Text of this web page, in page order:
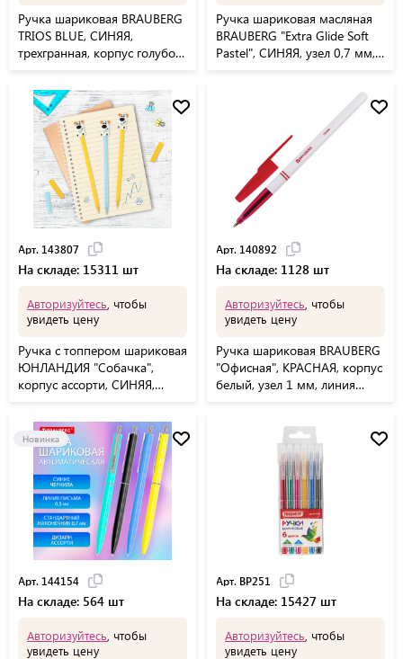
Ручка шариковая BRAUBERG
TRIOS BLUE, СИНЯЯ,
трехгранная, корпус голубой,
линия 0,5 мм, 144158
Ручка шариковая масляная
BRAUBERG "Extra Glide Soft
Pastel", СИНЯЯ, узел 0,7 мм,
Арт. 143807
На складе: 15311 шт
Авторизуйтесь , чтобы
увидеть цену
Ручка с топпером шариковая
ЮНЛАНДИЯ "Собачка",
корпус ассорти, СИНЯЯ,
143807
Арт. 140892
На складе: 1128 шт
Авторизуйтесь , чтобы
увидеть цену
Ручка шариковая BRAUBERG
"Офисная", КРАСНАЯ, корпус
белый, узел 1 мм, линия
Новинка
Арт. 144154
На складе: 564 шт
Авторизуйтесь , чтобы
увидеть цену
Арт. BP251
На складе: 15427 шт
Авторизуйтесь , чтобы
увидеть цену